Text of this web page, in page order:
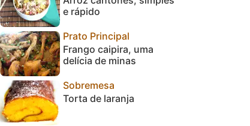
e rápido
Prato Principal
Frango caipira, uma
delícia de minas
Sobremesa
Torta de laranja